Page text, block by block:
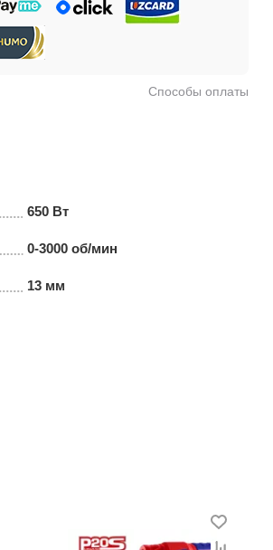
Способы оплаты
650 Вт
0-3000 об/мин
13 мм